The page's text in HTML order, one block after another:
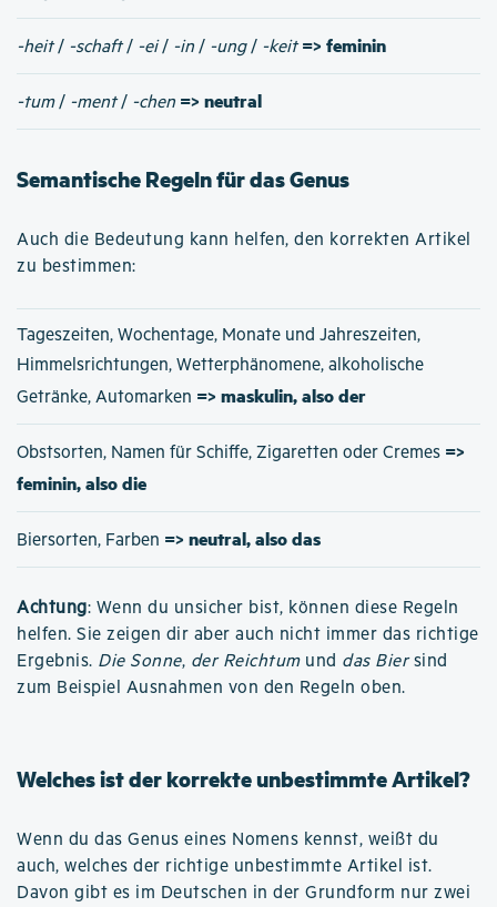
-heit/ -schaft/ -ei/ -in / -ung/ -keit => feminin
-tum/ -ment/ -chen => neutral
Semantische Regeln für das Genus
Auch die Bedeutung kann helfen, den korrekten Artikel
zu bestimmen:
Tageszeiten, Wochentage, Monate und Jahreszeiten,
Himmelsrichtungen, Wetterphänomene, alkoholische
Getränke, Automarken => maskulin, also der
Obstsorten, Namen für Schiffe, Zigaretten oder Cremes =>
feminin, also die
Biersorten, Farben => neutral, also das
Achtung: Wenn du unsicher bist, können diese Regeln
helfen. Sie zeigen dir aber auch nicht immer das richtige
Ergebnis. Die Sonne, der Reichtumund das Biersind
zum Beispiel Ausnahmen von den Regeln oben.
Welches ist der korrekte unbestimmte Artikel?
Wenn du das Genus eines Nomens kennst, weißt du
auch, welches der richtige unbestimmte Artikel ist.
Davon gibt es im Deutschen in der Grundform nur zwei